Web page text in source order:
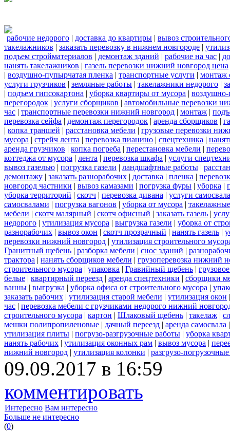
рабочие недорого | доставка до квартиры | вывоз
такелажников | заказать перевозку в нижнем новгороде |
подъем стройматериалов | демонтаж зданий | рабочие на час |
нанять такелажников | газель перевозки нижний новгород цена
| воздушно-пупырчатая пленка | транспортные услуги | монтаж
услуги грузчиков | земляные работы | такелажники недорого |
| подъем гипсокартона | уборка квартиры от мусора | воздушно-
перегородок | услуги сборщиков | автомобильные перевозки
час | транспортные перевозки нижний новгород | монтаж |
перевозка сейфа | демонтаж перегородок | аренда сборщиков |
| копка траншей | расстановка мебели | грузовые перевозки
мусора | стрейч лента | перевозка пианино | спецтехника |
аренда грузчиков | копка погреба | перестановка мебели |
коттеджа от мусора | лента | перевозка шкафа | услуги
вывоз газелью | погрузка газели | ландшафтные работы |
демонтажу | заказать разнорабочих | доставка | пленка |
новгород частники | вывоз камазами | погрузка фуры | уборка |
уборка территорий | скотч | перевозка дивана | услуги самосвала
самосвалами | погрузка вагонов | уборка от мусора |
мебели | скотч малярный | скотч офисный | заказать газель |
недорого | утилизация мусора | выгрузка газели | уборка от
разнорабочих | вывоз окон | скотч прозрачный | нанять газель |
перевозки нижний новгород | утилизация строительного
Гранитный щебень | разборка мебели | снос зданий |
трактора | нанять сборщиков мебели | грузоперевозка нижний
строительного мусора | упаковка | Гравийный щебень |
белые | квартирный переезд | аренда спецтехники | сборщики
ванны | выгрузка | уборка офиса от строительного мусора |
заказать рабочих | утилизация старой мебели | утилизация окон
час | перевозка мебели с грузчиками недорого нижний
строительного мусора | картон | Шлаковый щебень | такелаж |
мешки полипропиленовые | дачный переезд | аренда самосвала
утилизация плиты | погрузо-разгрузочные работы | уборка
нанять рабочих | утилизация оконных рам | вывоз мусора |
нижний новгород | утилизация колонки | разгрузо-
09.09.2017 в 16:59
комментировать
Интересно Вам интересно
Больше не интересно
(0)